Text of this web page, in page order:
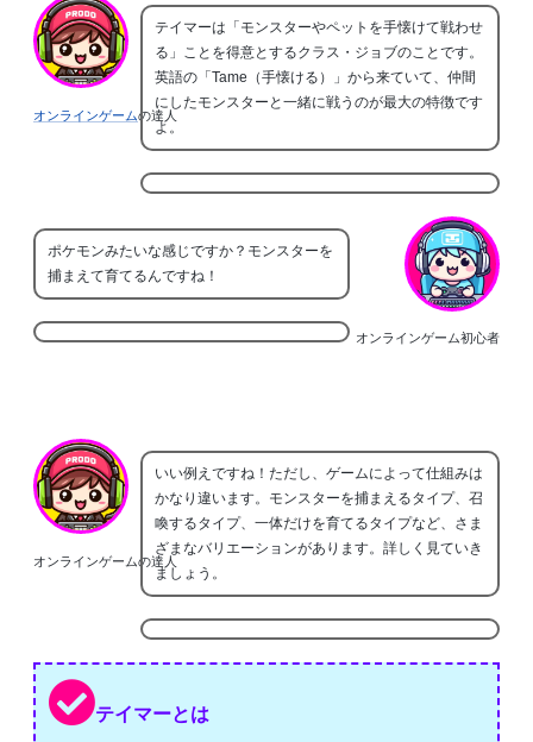
オンラインゲームの達人
テイマーは「モンスターやペットを手懐けて戦わせ
る」ことを得意とするクラス・ジョブのことです。
英語の「Tame（手懐ける）」から来ていて、仲間
にしたモンスターと一緒に戦うのが最大の特徴です
よ。
オンラインゲーム初心者
ポケモンみたいな感じですか？モンスターを
捕まえて育てるんですね！
オンラインゲームの達人
いい例えですね！ただし、ゲームによって仕組みは
かなり違います。モンスターを捕まえるタイプ、召
喚するタイプ、一体だけを育てるタイプなど、さま
ざまなバリエーションがあります。詳しく見ていき
ましょう。
テイマーとは